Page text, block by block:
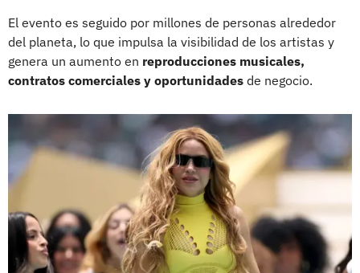
El evento es seguido por millones de personas alrededor
del planeta, lo que impulsa la visibilidad de los artistas y
genera un aumento en reproducciones musicales,
contratos comerciales y oportunidades de negocio.